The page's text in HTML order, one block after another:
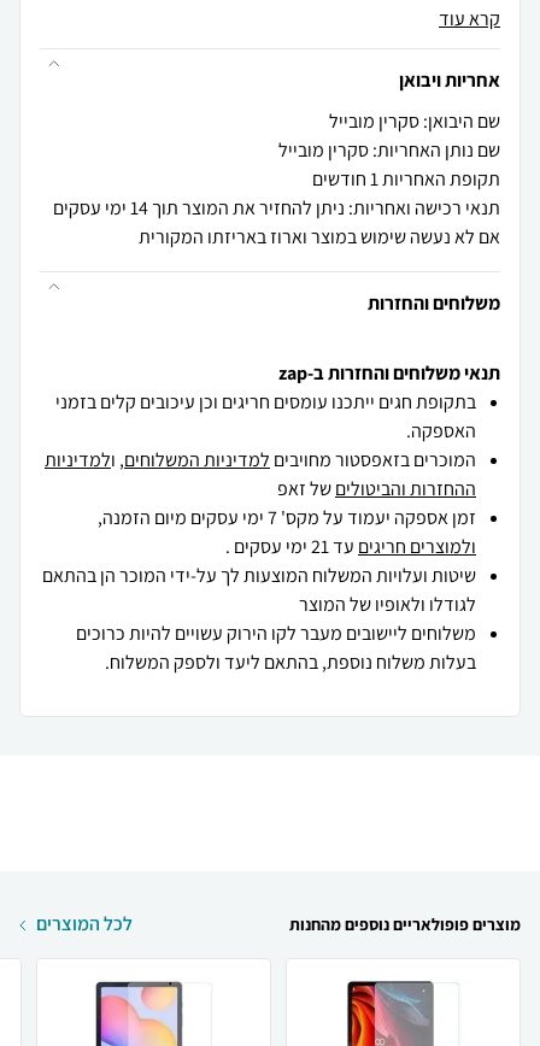
קרא עוד
אחריות ויבואן
שם היבואן: סקרין מובייל
שם נותן האחריות: סקרין מובייל
תקופת האחריות 1 חודשים
תנאי רכישה ואחריות: ניתן להחזיר את המוצר תוך 14 ימי עסקים
אם לא נעשה שימוש במוצר וארוז באריזתו המקורית
משלוחים והחזרות
תנאי משלוחים והחזרות ב-zap
בתקופת חגים ייתכנו עומסים חריגים וכן עיכובים קלים בזמני
האספקה.
המוכרים בזאפסטור מחויבים למדיניות המשלוחים, ולמדיניות
ההחזרות והביטוליםשל זאפ
זמן אספקה יעמוד על מקס' 7 ימי עסקים מיום הזמנה,
ולמוצרים חריגים עד 21 ימי עסקים .
שיטות ועלויות המשלוח המוצעות לך על-ידי המוכר הן בהתאם
לגודלו ולאופיו של המוצר
משלוחים ליישובים מעבר לקו הירוק עשויים להיות כרוכים
בעלות משלוח נוספת, בהתאם ליעד ולספק המשלוח.
מוצרים פופולאריים נוספים מהחנות לכל המוצרים